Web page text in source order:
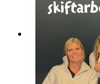
for dei, og ikkje